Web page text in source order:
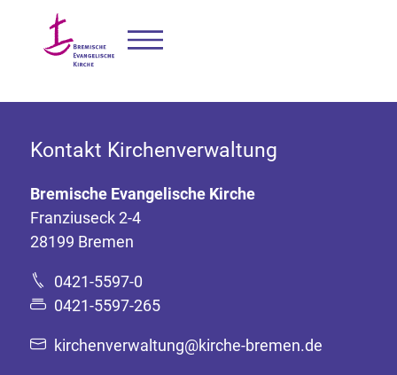
Kontakt Kirchenverwaltung
Bremische Evangelische Kirche
Franziuseck 2-4
28199 Bremen
0421-5597-0
0421-5597-265
kirchenverwaltung@kirche-bremen.de